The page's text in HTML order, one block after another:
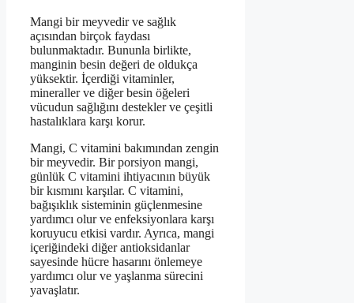
Mangi bir meyvedir ve sağlık
açısından birçok faydası
bulunmaktadır. Bununla birlikte,
manginin besin değeri de oldukça
yüksektir. İçerdiği vitaminler,
mineraller ve diğer besin öğeleri
vücudun sağlığını destekler ve çeşitli
hastalıklara karşı korur.
Mangi, C vitamini bakımından zengin
bir meyvedir. Bir porsiyon mangi,
günlük C vitamini ihtiyacının büyük
bir kısmını karşılar. C vitamini,
bağışıklık sisteminin güçlenmesine
yardımcı olur ve enfeksiyonlara karşı
koruyucu etkisi vardır. Ayrıca, mangi
içeriğindeki diğer antioksidanlar
sayesinde hücre hasarını önlemeye
yardımcı olur ve yaşlanma sürecini
yavaşlatır.